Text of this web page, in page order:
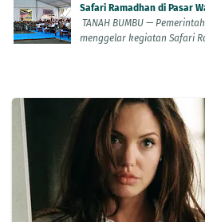
Safari Ramadhan di Pasar
TANAH BUMBU —
menggelar kegiatan Safari